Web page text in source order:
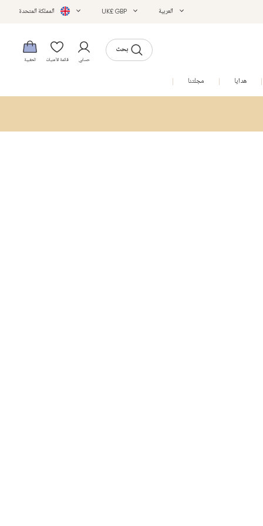
العربية UK£ GBP المملكة المتحدة
بحث
حسابي قائمة الأمنيات الحقيبة
هدايا مجلتنا